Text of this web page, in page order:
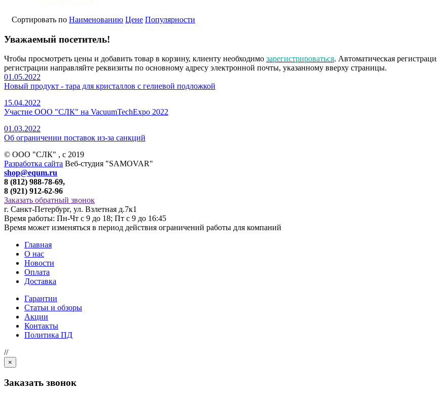
Сортировать по Наименованию Цене Популярности
Уважаемый посетитель!
Чтобы просмотреть цены и добавить товар в корзину, клиенту необходимо зарегистрироваться. Автоматическая
регистрации направляйте реквизиты по основному адресу электронной почты, указанному вверху страницы.
01.05.2022
Новый продукт - тара для кристаллов с гелиевой подложкой
15.04.2022
Участие ООО "СЛК" на VacuumTechExpo 2022
01.03.2022
Об ограничении поставок из-за санкций
© ООО "СЛК" , c 2019
Разработка сайта Веб-студия "SAMOVAR"
shop@equm.ru
8 (812) 988-78-69,
8 (921) 912-62-96
Заказать обратный звонок
г. Санкт-Петербург, ул. Взлетная д.7к1
Время работы: Пн-Чт с 9 до 18; Пт с 9 до 16:45
Время может изменяться в период действия ограничений работы для компаний
Главная
О нас
Новости
Оплата
Доставка
Гарантии
Статьи и обзоры
Акции
Контакты
Политика ПД
//
×
Заказать звонок